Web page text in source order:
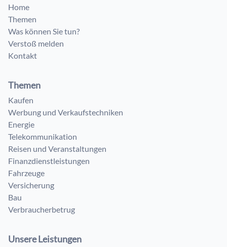
Home
Themen
Was können Sie tun?
Verstoß melden
Kontakt
Themen
Kaufen
Werbung und Verkaufstechniken
Energie
Telekommunikation
Reisen und Veranstaltungen
Finanzdienstleistungen
Fahrzeuge
Versicherung
Bau
Verbraucherbetrug
Unsere Leistungen